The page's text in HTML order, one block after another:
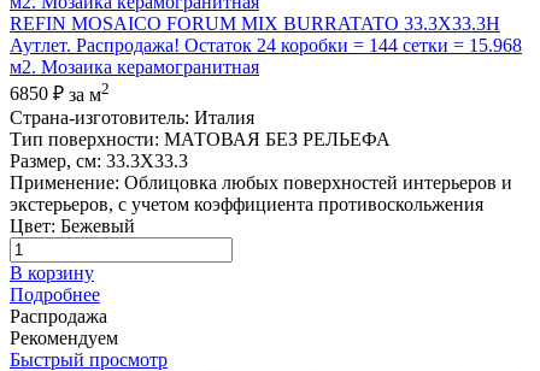
REFIN MOSAICO FORUM MIX BURRATATO 33.3X33.3H
Аутлет. Распродажа! Остаток 24 коробки = 144 сетки = 15.968
м2. Мозаика керамогранитная
6850 ₽ за м2
Страна-изготовитель: Италия
Тип поверхности: МАТОВАЯ БЕЗ РЕЛЬЕФА
Размер, см: 33.3X33.3
Применение: Облицовка любых поверхностей интерьеров и
экстерьеров, с учетом коэффициента противоскольжения
Цвет: Бежевый
В корзину
Подробнее
Распродажа
Рекомендуем
Быстрый просмотр